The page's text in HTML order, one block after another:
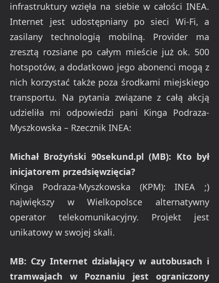
infrastruktury wzięła na siebie w całości INEA.
Internet jest udostępniany po sieci Wi-Fi, a
zasilany technologią mobilną. Provider ma
zresztą rozsiane po całym mieście już ok. 500
hotspotów, a dodatkowo jego abonenci mogą z
nich korzystać także poza środkami miejskiego
transportu. Na pytania związane z całą akcją
udzieliła mi odpowiedzi pani Kinga Podraza-
Myszkowska – Rzecznik INEA:
Michał Brożyński 90sekund.pl (MB): Kto był
inicjatorem przedsięwzięcia?
Kinga Podraza-Myszkowska (KPM): INEA ;)
największy w Wielkopolsce alternatywny
operator telekomunikacyjny. Projekt jest
unikatowy w swojej skali.
MB: Czy Internet działający w autobusach i
tramwajach w Poznaniu jest ograniczony